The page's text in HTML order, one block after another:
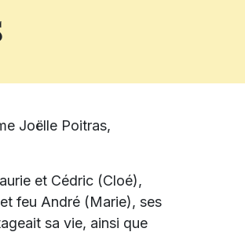
Joëlle Poitras,
et Cédric (Cloé),
feu André (Marie), ses
sa vie, ainsi que